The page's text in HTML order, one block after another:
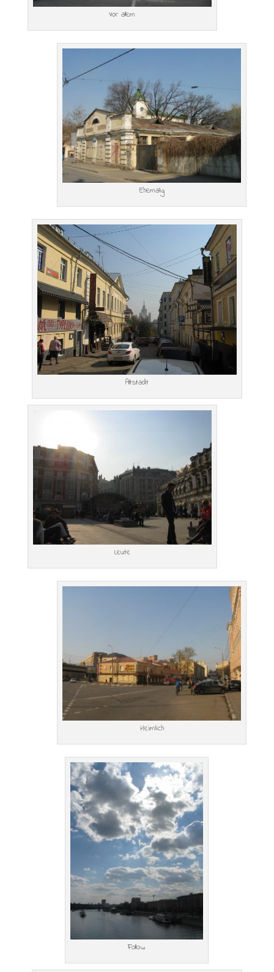
Vor allem
Ehemalig
Altstadt
Leute
Heimlich
Follow